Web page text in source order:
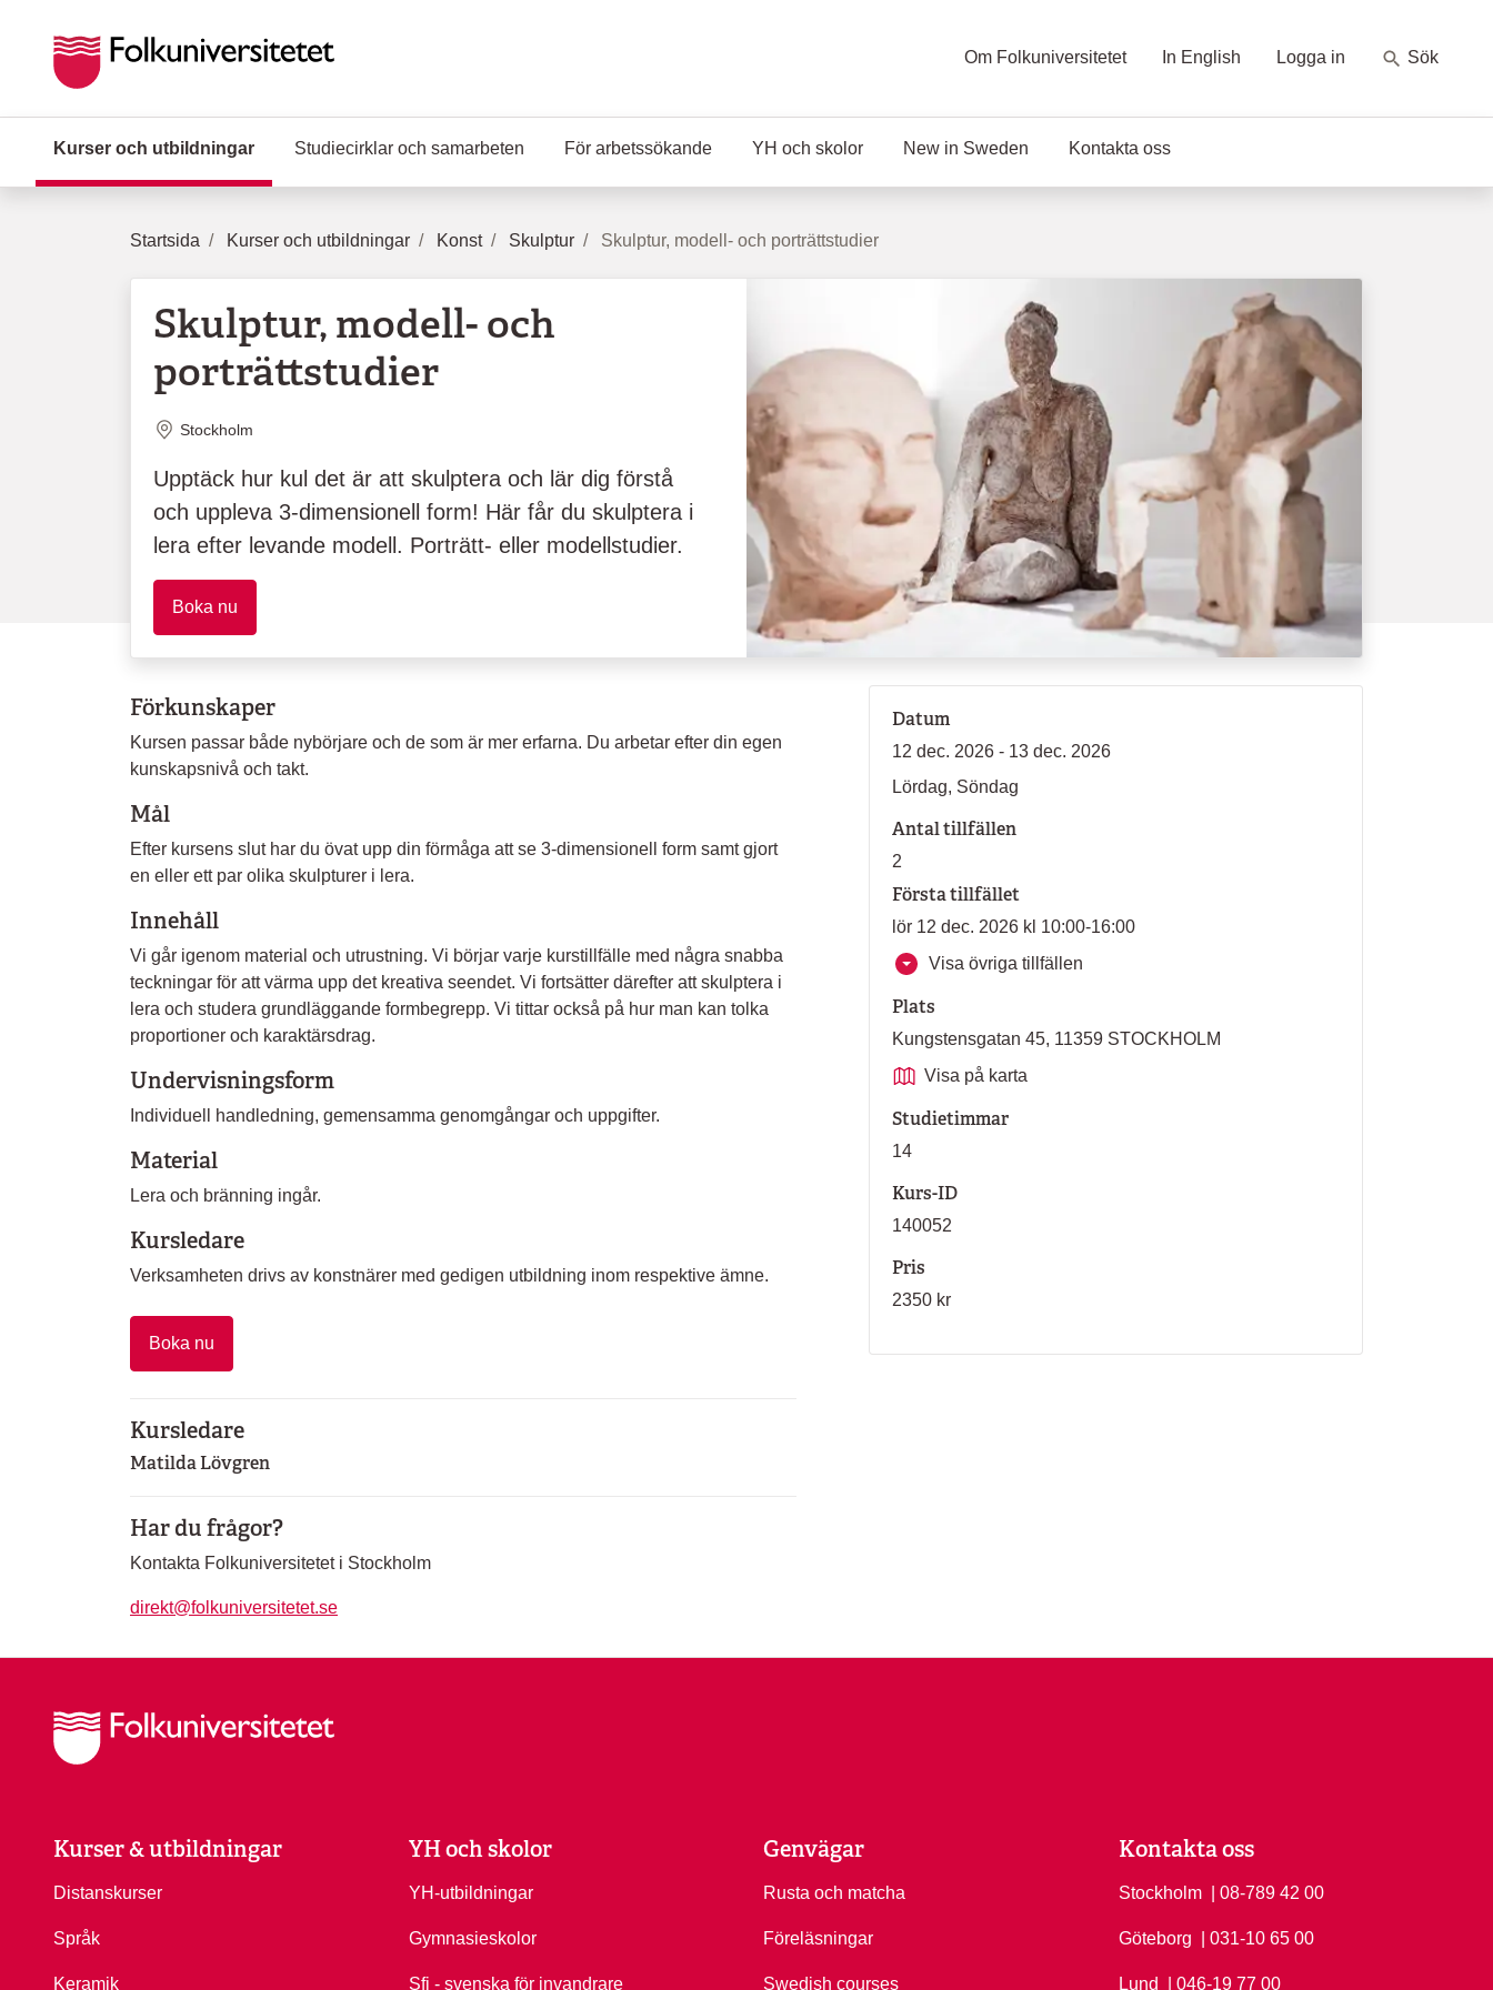
Om Folkuniversitetet In English Logga in Sök
Kurser och utbildningar (Aktuell sida)
Studiecirklar och samarbeten För arbetssökande YH och skolor New in Sweden Kontakta oss
Startsida Kurser och utbildningar Konst Skulptur Skulptur, modell- och porträttstudier
Skulptur, modell- och
porträttstudier
Plats
Stockholm
Upptäck hur kul det är att skulptera och lär dig förstå
och uppleva 3-dimensionell form! Här får du skulptera i
lera efter levande modell. Porträtt- eller modellstudier.
Boka nu
Förkunskaper
Kursen passar både nybörjare och de som är mer erfarna. Du arbetar efter din egen
kunskapsnivå och takt.
Mål
Efter kursens slut har du övat upp din förmåga att se 3-dimensionell form samt gjort
en eller ett par olika skulpturer i lera.
Innehåll
Vi går igenom material och utrustning. Vi börjar varje kurstillfälle med några snabba
teckningar för att värma upp det kreativa seendet. Vi fortsätter därefter att skulptera i
lera och studera grundläggande formbegrepp. Vi tittar också på hur man kan tolka
proportioner och karaktärsdrag.
Undervisningsform
Individuell handledning, gemensamma genomgångar och uppgifter.
Material
Lera och bränning ingår.
Kursledare
Verksamheten drivs av konstnärer med gedigen utbildning inom respektive ämne.
Boka nu
Kursledare
Matilda Lövgren
Har du frågor?
Kontakta Folkuniversitetet i Stockholm
direkt@folkuniversitetet.se
Datum
12 dec. 2026 - 13 dec. 2026
Lördag, Söndag
Antal tillfällen
2
Första tillfället
lör 12 dec. 2026 kl 10:00-16:00
Visa övriga tillfällen
Plats
Kungstensgatan 45, 11359 STOCKHOLM
Visa på karta
Studietimmar
14
Kurs-ID
140052
Pris
2350 kr
Kurser & utbildningar
Distanskurser
Språk
Keramik
YH och skolor
YH-utbildningar
Gymnasieskolor
Sfi - svenska för invandrare
Genvägar
Rusta och matcha
Föreläsningar
Swedish courses
Kontakta oss
Stockholm Ring Stockholm på
| 08-789 42 00
Göteborg Ring Göteborg på
| 031-10 65 00
Lund Ring Lund på
| 046-19 77 00